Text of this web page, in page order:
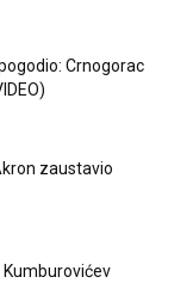
Crnogorac
zaustavio